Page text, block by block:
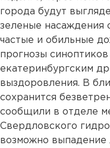
города будут
зеленые насаждения
частые и обильные
прогнозы
екатеринбургским
выздоровления. В
сохранится
сообщили в отделе
Свердловского
возможно выпадение